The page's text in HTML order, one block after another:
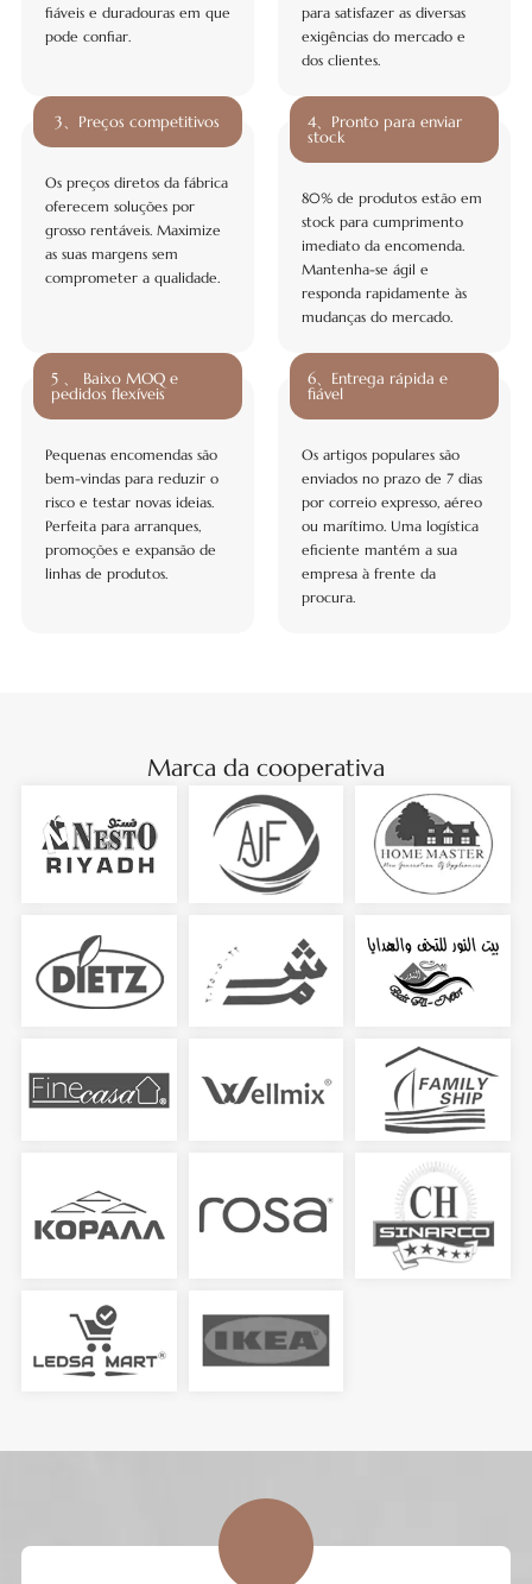
fiáveis e duradouras em que
pode confiar.
para satisfazer as diversas
exigências do mercado e
dos clientes.
3、Preços competitivos
Os preços diretos da fábrica
oferecem soluções por
grosso rentáveis. Maximize
as suas margens sem
comprometer a qualidade.
4、Pronto para enviar
stock
80% de produtos estão em
stock para cumprimento
imediato da encomenda.
Mantenha-se ágil e
responda rapidamente às
mudanças do mercado.
5 、 Baixo MOQ e
pedidos flexíveis
Pequenas encomendas são
bem-vindas para reduzir o
risco e testar novas ideias.
Perfeita para arranques,
promoções e expansão de
linhas de produtos.
6、Entrega rápida e
fiável
Os artigos populares são
enviados no prazo de 7 dias
por correio expresso, aéreo
ou marítimo. Uma logística
eficiente mantém a sua
empresa à frente da
procura.
Marca da cooperativa